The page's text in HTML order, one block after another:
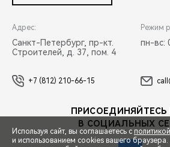
Адрес:
Санкт-Петербург, пр-кт.
Строителей, д. 37, пом. 4
Режим
пн-вс:
+7 (812) 210-66-15
ПРИСОЕДИНЯЙТЕСЬ
В СОЦИАЛЬНЫХ
Используя сайт, вы соглашаетесь с
и использованием cookies вашего